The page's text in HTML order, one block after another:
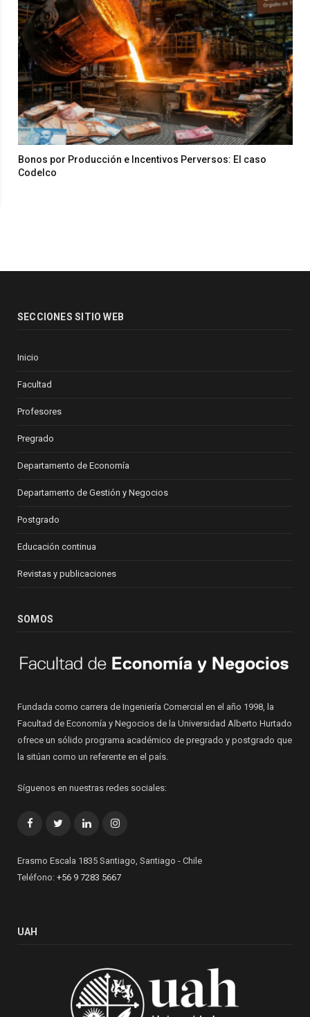
Bonos por Producción e Incentivos Perversos: El caso
Codelco
SECCIONES SITIO WEB
Inicio
Facultad
Profesores
Pregrado
Departamento de Economía
Departamento de Gestión y Negocios
Postgrado
Educación continua
Revistas y publicaciones
SOMOS
Fundada como carrera de Ingeniería Comercial en el año 1998, la
Facultad de Economía y Negocios de la Universidad Alberto Hurtado
ofrece un sólido programa académico de pregrado y postgrado que
la sitúan como un referente en el país.
Síguenos en nuestras redes sociales:
FacebookTwitterLinkedInInstagram
Erasmo Escala 1835 Santiago, Santiago - Chile
Teléfono: +56 9 7283 5667
UAH